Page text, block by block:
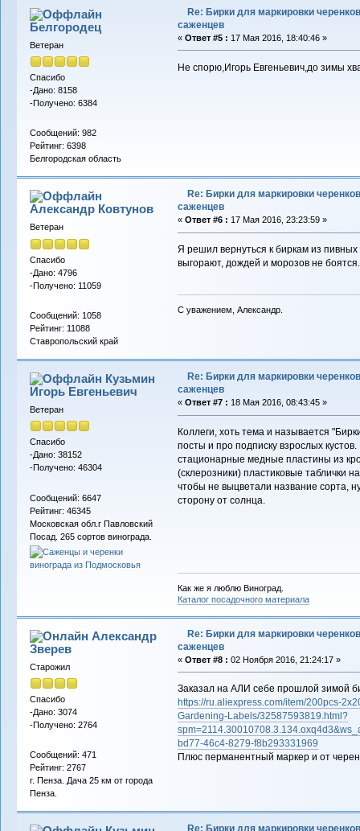
Белгородец
Ветеран
Спасибо
-Дано: 8158
-Получено: 6384
Сообщений: 982
Рейтинг: 6398
Белгородская область
Re: Бирки для маркировки
саженцев
« Ответ #5 : 17 Мая 2016, 18:40:46 »
Не спорю,Игорь Евгеньевич,до зимы
Александр Ковтунов
Ветеран
Спасибо
-Дано: 4796
-Получено: 11059
Сообщений: 1058
Рейтинг: 11088
Ставропольский край
Re: Бирки для маркировки
саженцев
« Ответ #6 : 17 Мая 2016, 23:23:59 »
Я решил вернуться к биркам из
выгорают, дождей и морозов не
С уважением, Александр.
Кузьмин
Игорь Евгеньевич
Ветеран
Спасибо
-Дано: 38152
-Получено: 46304
Сообщений: 6647
Рейтинг: 46345
Московская обл.г Павловский
Посад. 265 сортов винограда.
Re: Бирки для маркировки
саженцев
« Ответ #7 : 18 Мая 2016, 08:43:45 »
Коллеги, хоть тема и называется
посты и про подписку взрослых
стационарные медные пластины из
(склерозники) пластиковые таблички
чтобы не выцветали название сорта,
сторону от солнца.
Как же я люблю Виноград.
Каталог посадочного материала
Александр
Зверев
Старожил
Спасибо
-Дано: 3074
-Получено: 2764
Сообщений: 471
Рейтинг: 2767
г. Пенза. Дача 25 км от города
Пенза.
Re: Бирки для маркировки
саженцев
« Ответ #8 : 02 Ноября 2016, 21:24:17 »
Заказал на АЛИ себе прошлой зимой
https://ru.aliexpress.com/item/200pcs-
Gardening-Labels/32587593819.html?
bd77-46c4-8279-f8b293331969
Плюс перманентный маркер и от